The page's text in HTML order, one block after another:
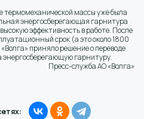
термомеханической массы уже была
энергосберегающая гарнитура
эффективность в работе. После
срок (а это около 1800
приняло решение о переводе
энергосберегающую гарнитуру.
Пресс-служба АО «Волга»